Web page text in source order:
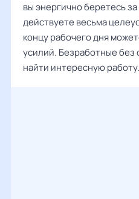
вы энергично беретесь
действуете весьма
концу рабочего дня
усилий. Безработные без
найти интересную работу.